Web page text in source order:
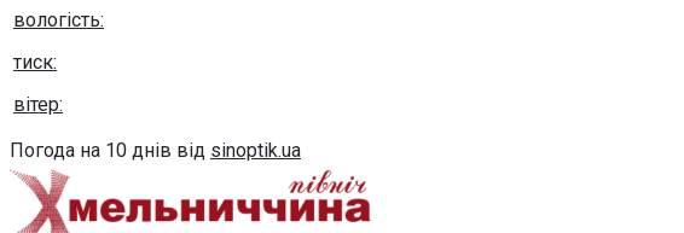
вологість:
тиск:
вітер:
Погода на 10 днів від sinoptik.ua